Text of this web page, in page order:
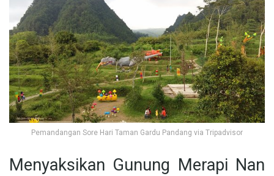
Pemandangan Sore Hari Taman Gardu Pandang via Tripadvisor
Menyaksikan Gunung Merapi Nan